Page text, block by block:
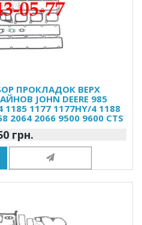
ПРОКЛАДОК ВЕРХ
JOHN DEERE 985
1185 1177 1177HY/4 1188
2064 2066 9500 9600 CTS
грн.